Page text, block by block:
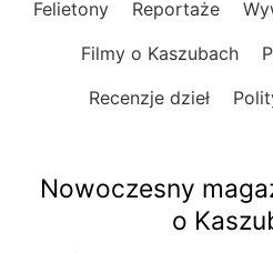
Felietony Reportaże
Filmy o Kaszubach
Recenzje dzieł
Nowoczesny
o